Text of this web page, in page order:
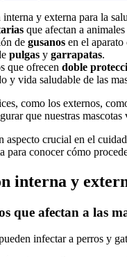
y externa para la
que afectan a
de gusanos en el
pulgas y garrapatas.
que ofrecen doble
y vida saludable de las
como los externos,
que nuestras
aspecto crucial en el
para conocer cómo
interna y
que afectan a las
infectar a perros y